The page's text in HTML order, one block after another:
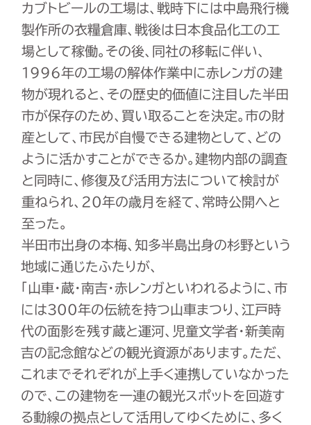
カブトビールの工場は、戦時下には中島飛行機
製作所の衣糧倉庫、戦後は日本食品化工の工
場として稼働。その後、同社の移転に伴い、
1996年の工場の解体作業中に赤レンガの建
物が現れると、その歴史的価値に注目した半田
市が保存のため、買い取ることを決定。市の財
産として、市民が自慢できる建物として、どの
ように活かすことができるか。建物内部の調査
と同時に、修復及び活用方法について検討が
重ねられ、20年の歳月を経て、常時公開へと
至った。
半田市出身の本梅、知多半島出身の杉野という
地域に通じたふたりが、
「山車・蔵・南吉・赤レンガといわれるように、市
には300年の伝統を持つ山車まつり、江戸時
代の面影を残す蔵と運河、児童文学者・新美南
吉の記念館などの観光資源があります。ただ、
これまでそれぞれが上手く連携していなかった
ので、この建物を一連の観光スポットを回遊す
る動線の拠点として活用してゆくために、多く